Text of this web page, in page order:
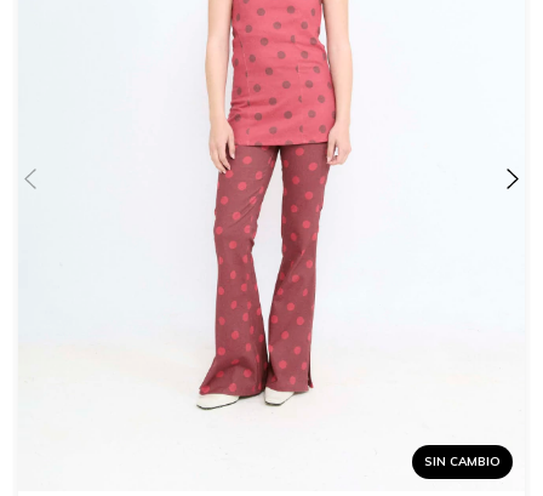
SIN CAMBIO